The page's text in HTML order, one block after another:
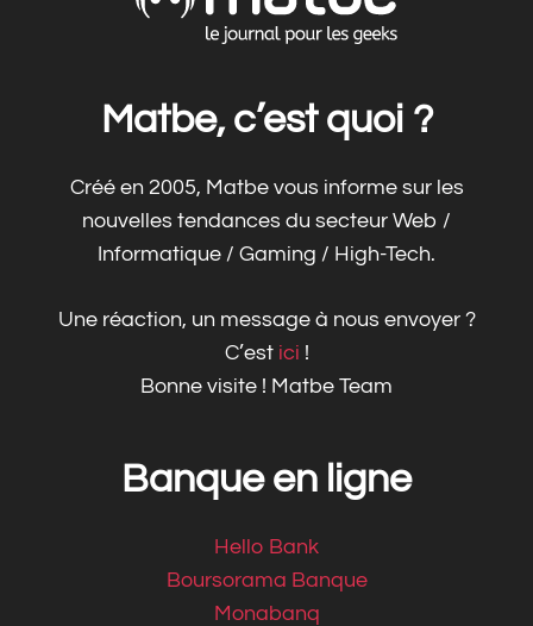
Matbe, c’est quoi ?
Créé en 2005, Matbe vous informe sur les
nouvelles tendances du secteur Web /
Informatique / Gaming / High-Tech.
Une réaction, un message à nous envoyer ?
C’est ici !
Bonne visite ! Matbe Team
Banque en ligne
Hello Bank
Boursorama Banque
Monabanq